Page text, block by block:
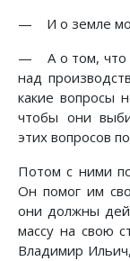
— И о земле
— А о том, что
над
какие вопросы
чтобы они
этих вопросов
Потом с ними
Он помог им
они должны
массу на свою
Владимир